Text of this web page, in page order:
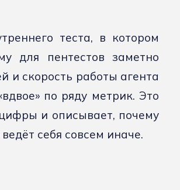
теста, в котором
для пентестов заметно
и скорость работы агента
по ряду метрик. Это
и описывает, почему
себя совсем иначе.